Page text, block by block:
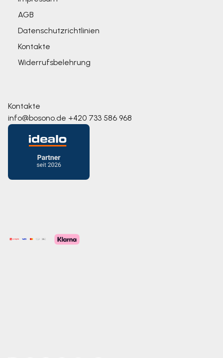
AGB
Datenschutzrichtlinien
Kontakte
Widerrufsbelehrung
Kontakte
info@bosono.de +420 733 586 968